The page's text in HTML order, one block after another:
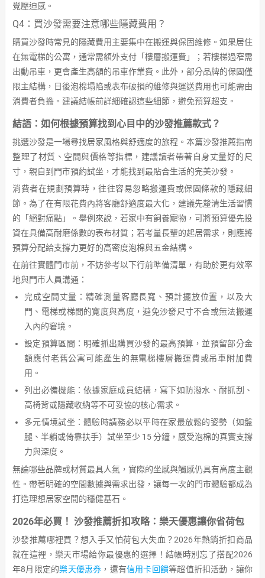
覺壓迫感。
Q4：買沙發需要注意哪些隱藏費用？
購買沙發時常見的隱藏費用主要集中在搬運與保固維修。如果居住
在無電梯的公寓，通常需額外支付「樓層搬運費」；若樓梯過窄需
出動吊車，更會產生高額的吊車作業費。此外，部分品牌的保固僅
限主結構，日後泡棉塌陷或表布破損的維修與運送費用也可能需由
消費者負擔。建議結帳前詳細確認這些細節，避免預算超支。
結語：如何根據預算找到心目中的沙發推薦款式？
挑選沙發是一場尋找居家風格與舒適度的旅程。本篇沙發推薦指南
整理了材質、空間與價格等指標，建議讀者帶著自身丈量好的尺
寸，親自到門市預約試坐，才能找到最貼合生活的完美沙發。
消費者在規劃預算時，往往容易忽略搬運費或保固條款的隱藏細
節。為了在有限花費內將客廳舒適度最大化，建議先釐清生活習慣
的「絕對痛點」。舉例來說，若家中有飼養寵物，可將預算優先投
資在具備高耐磨係數的表布材質；若考量長輩的起居需求，則應將
預算分配給支撐力更好的高密度泡棉與五金結構。
在前往實體門市前，不妨參考以下行前準備清單，有助於更有效率
地與門市人員溝通：
完成空間丈量：精確測量客廳長寬、預計擺放位置，以及大
門、電梯或梯間的寬度與高度，避免沙發尺寸不合或無法搬運
入內的窘境。
設定預算區間：明確抓出購買沙發的最高預算，並預留部分金
額應付老舊公寓可能產生的無電梯樓層搬運費或吊車附加費
用。
列出必備機能：依據家庭成員結構，寫下如防潑水、耐抓刮、
高椅背或隱藏收納等不可妥協的核心需求。
多元情境試坐：體驗時請務必以平時在家最放鬆的姿勢（如盤
腿、半躺或倚靠扶手）試坐至少 15 分鐘，感受泡棉的真實支撐
力與深度。
無論哪些品牌或材質最具人氣，實際的坐感與觸感仍具有高度主觀
性。帶著明確的空間數據與需求出發，讓每一次的門市體驗都成為
打造理想居家空間的穩健基石。
2026年必買！ 沙發推薦折扣攻略：樂天優惠讓你省荷包
沙發推薦哪裡買？想入手又怕荷包大失血？2026年熱銷折扣商品
就在這裡，樂天市場給你最優惠的選擇！結帳時別忘了搭配2026
年8月限定的樂天優惠券 ，還有信用卡回饋等超值折扣活動，讓你